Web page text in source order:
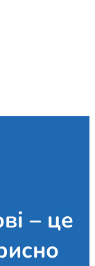
– це